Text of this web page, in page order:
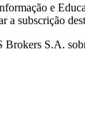
e
a subscrição
S.A.